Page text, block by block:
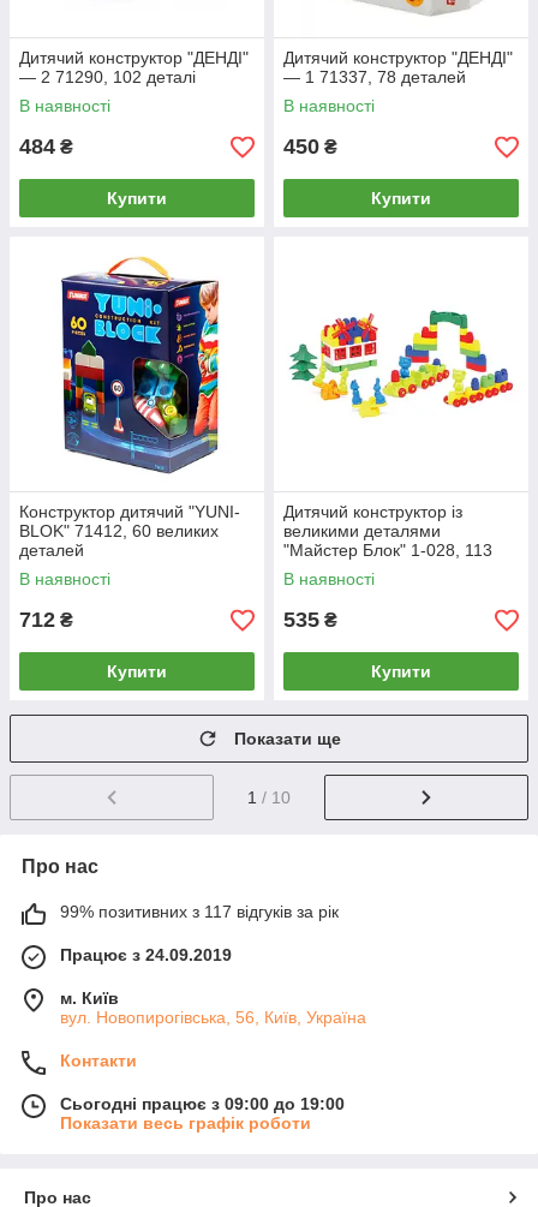
Дитячий конструктор "ДЕНДІ"
— 2 71290, 102 деталі
В наявності
484 ₴
Купити
Дитячий конструктор "ДЕНДІ"
— 1 71337, 78 деталей
В наявності
450 ₴
Купити
Конструктор дитячий "YUNI-
BLOK" 71412, 60 великих
деталей
В наявності
712 ₴
Купити
Дитячий конструктор із
великими деталями
"Майстер Блок" 1-028, 113
дітей.
В наявності
535 ₴
Купити
Показати ще
1 / 10
Про нас
99% позитивних з 117 відгуків за рік
Працює з 24.09.2019
м. Київ
вул. Новопирогівська, 56, Київ, Україна
Контакти
Сьогодні працює з 09:00 до 19:00
Показати весь графік роботи
Про нас